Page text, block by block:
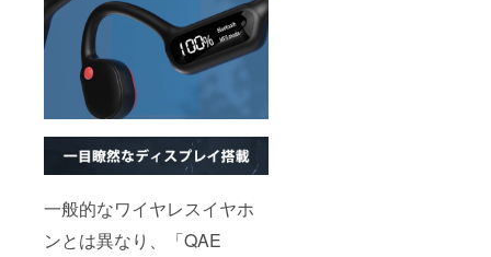
一般的なワイヤレスイヤホ
ンとは異なり、「QAE